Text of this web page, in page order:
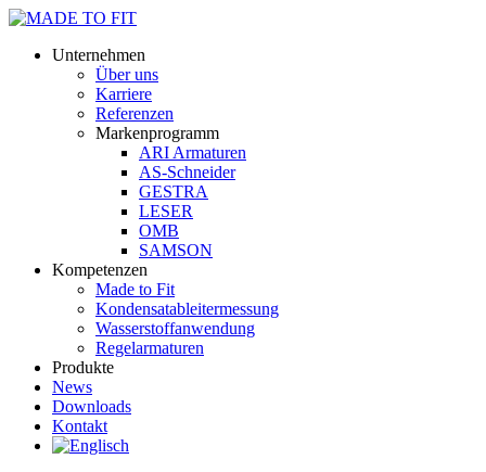
Unternehmen
Über uns
Karriere
Referenzen
Markenprogramm
ARI Armaturen
AS-Schneider
GESTRA
LESER
OMB
SAMSON
Kompetenzen
Made to Fit
Kondensat­ableiter­messung
Wasserstoff­anwendung
Regel­arma­turen
Produkte
News
Downloads
Kontakt